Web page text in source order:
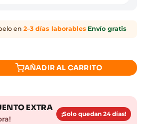
en 2–3 días laborables·Envío gratis
AÑADIR AL CARRITO
EXTRA
¡Solo quedan 24 días!